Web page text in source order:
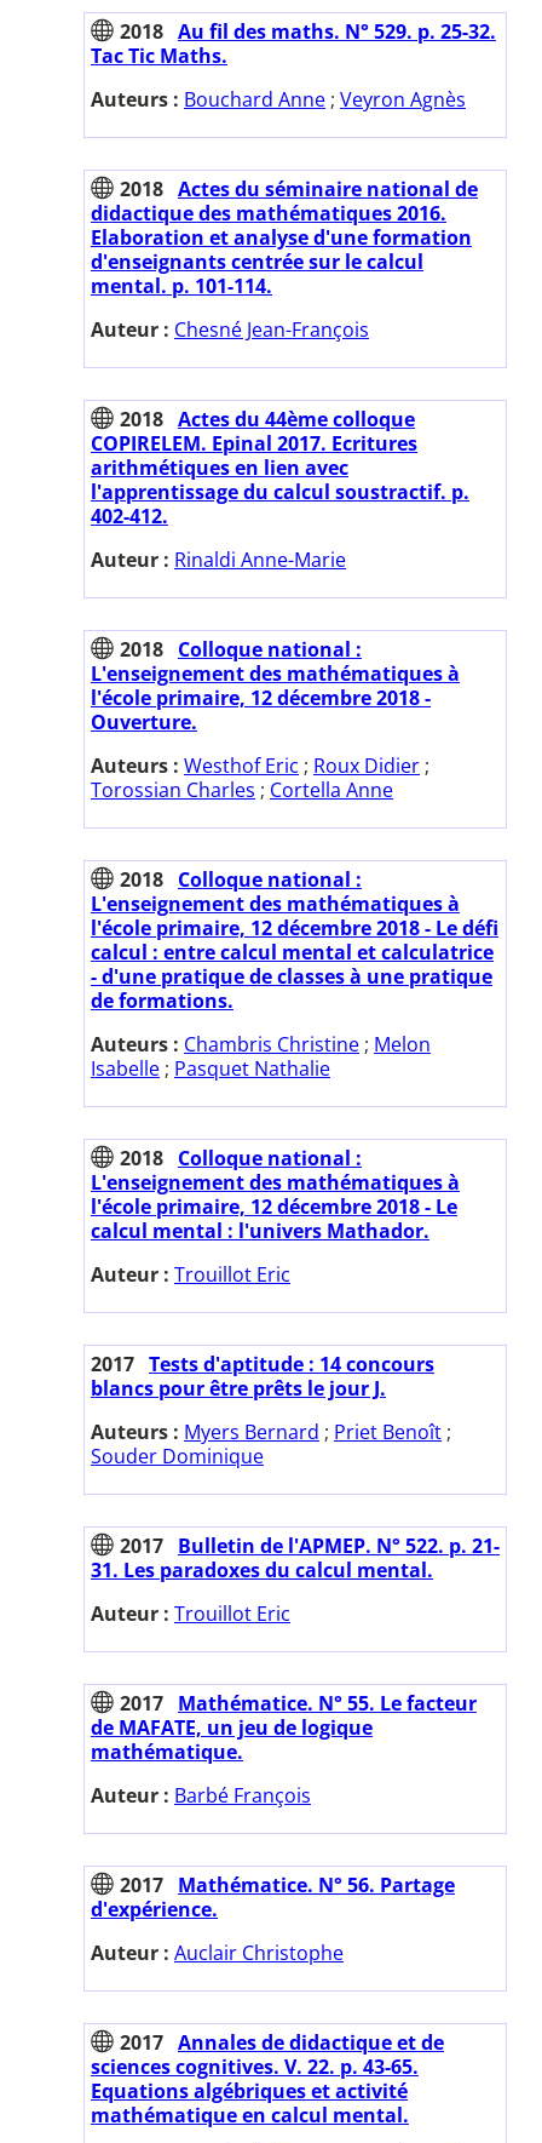
2018 Au fil des maths. N° 529. p. 25-32.
Tac Tic Maths.
Auteurs : Bouchard Anne ; Veyron Agnès
2018 Actes du séminaire national de
didactique des mathématiques 2016.
Elaboration et analyse d'une formation
d'enseignants centrée sur le calcul
mental. p. 101-114.
Auteur : Chesné Jean-François
2018 Actes du 44ème colloque
COPIRELEM. Epinal 2017. Ecritures
arithmétiques en lien avec
l'apprentissage du calcul soustractif. p.
402-412.
Auteur : Rinaldi Anne-Marie
2018 Colloque national :
L'enseignement des mathématiques à
l'école primaire, 12 décembre 2018 -
Ouverture.
Auteurs : Westhof Eric ; Roux Didier ;
Torossian Charles ; Cortella Anne
2018 Colloque national :
L'enseignement des mathématiques à
l'école primaire, 12 décembre 2018 - Le défi
calcul : entre calcul mental et calculatrice
- d'une pratique de classes à une pratique
de formations.
Auteurs : Chambris Christine ; Melon
Isabelle ; Pasquet Nathalie
2018 Colloque national :
L'enseignement des mathématiques à
l'école primaire, 12 décembre 2018 - Le
calcul mental : l'univers Mathador.
Auteur : Trouillot Eric
2017 Tests d'aptitude : 14 concours
blancs pour être prêts le jour J.
Auteurs : Myers Bernard ; Priet Benoît ;
Souder Dominique
2017 Bulletin de l'APMEP. N° 522. p. 21-
31. Les paradoxes du calcul mental.
Auteur : Trouillot Eric
2017 Mathématice. N° 55. Le facteur
de MAFATE, un jeu de logique
mathématique.
Auteur : Barbé François
2017 Mathématice. N° 56. Partage
d'expérience.
Auteur : Auclair Christophe
2017 Annales de didactique et de
sciences cognitives. V. 22. p. 43-65.
Equations algébriques et activité
mathématique en calcul mental.